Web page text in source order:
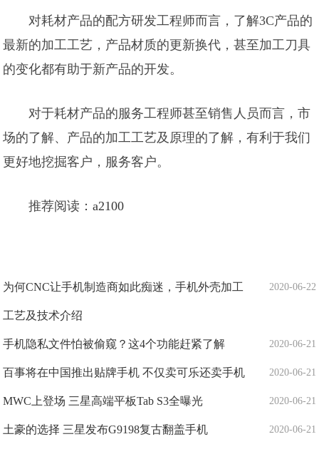
对耗材产品的配方研发工程师而言，了解3C产品的
最新的加工工艺，产品材质的更新换代，甚至加工刀具
的变化都有助于新产品的开发。
对于耗材产品的服务工程师甚至销售人员而言，市
场的了解、产品的加工工艺及原理的了解，有利于我们
更好地挖掘客户，服务客户。
推荐阅读：a2100
2020-06-22
为何CNC让手机制造商如此痴迷，手机外壳加工
工艺及技术介绍
2020-06-21
手机隐私文件怕被偷窥？这4个功能赶紧了解
2020-06-21
百事将在中国推出贴牌手机 不仅卖可乐还卖手机
2020-06-21
MWC上登场 三星高端平板Tab S3全曝光
2020-06-21
土豪的选择 三星发布G9198复古翻盖手机